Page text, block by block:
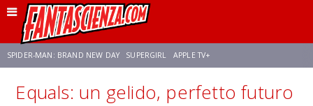
SPIDER-MAN: BRAND NEW DAY SUPERGIRL APPLE TV+
FRANCO RICCIARDIELLO ZENDAYA STAR TREK AVENGERS: DOOMSDAY
Equals: un gelido, perfetto futuro